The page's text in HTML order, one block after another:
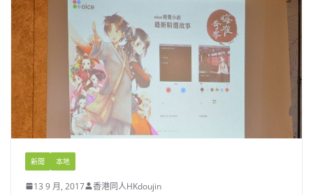
新聞 本地
13 9 月, 2017 香港同人HKdoujin